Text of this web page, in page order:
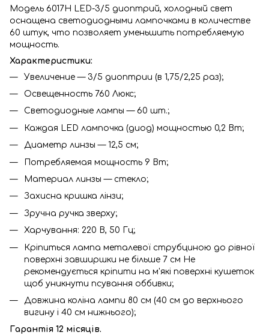
Модель 6017Н LED-3/5 диоптрий, холодный свет
оснащена светодиодными лампочками в количестве
60 штук, что позволяет уменьшить потребляемую
мощность.
Характеристики:
Увеличение — 3/5 диоптрии (в 1,75/2,25 раз);
Освещенность 760 Люкс;
Светодиодные лампы — 60 шт.;
Каждая LED лампочка (диод) мощностью 0,2 Вт;
Диаметр линзы — 12,5 см;
Потребляемая мощность 9 Вт;
Материал линзы — стекло;
Захисна кришка лінзи;
Зручна ручка зверху;
Харчування: 220 В, 50 Гц;
Кріпиться лампа металевої струбциною до рівної
поверхні завширшки не більше 7 см Не
рекомендується кріпити на м'які поверхні кушеток
щоб уникнути псування оббивки;
Довжина коліна лампи 80 см (40 см до верхнього
вигину і 40 см нижнього);
Гарантія 12 місяців.